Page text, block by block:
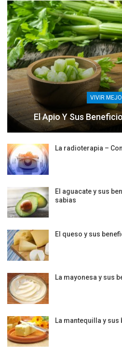
VIVIR
El Apio Y Sus
La radioterapia –
El aguacate y sus
sabias
El queso y sus
La mayonesa y sus
La mantequilla y